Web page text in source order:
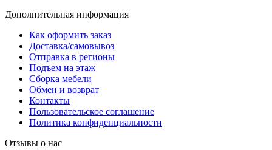
Дополнительная информация
Как оформить заказ
Доставка/самовывоз
Отправка в регионы
Подъем на этаж
Сборка мебели
Обмен и возврат
Контакты
Пользовательское соглашение
Политика конфиденциальности
Отзывы о нас